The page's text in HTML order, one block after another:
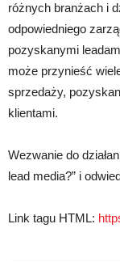
różnych branżach i
odpowiedniego
pozyskanymi
może przynieść
sprzedaży,
klientami.
Wezwanie do
lead media?” i
Link tagu HTML: